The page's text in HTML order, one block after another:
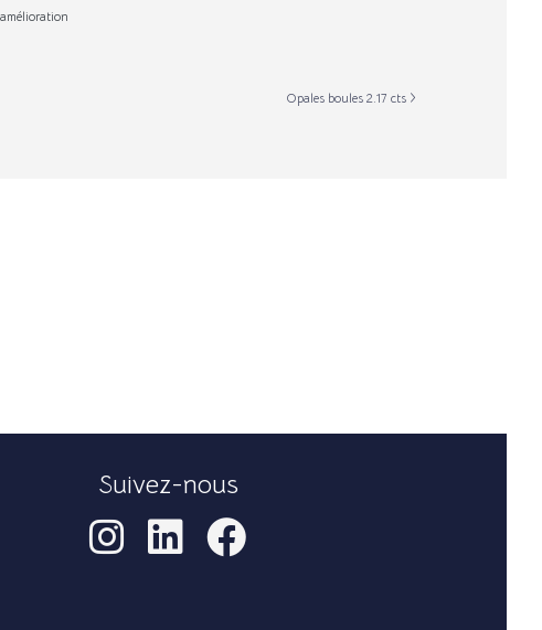
Opales boules 2.17 cts
Suivez-nous